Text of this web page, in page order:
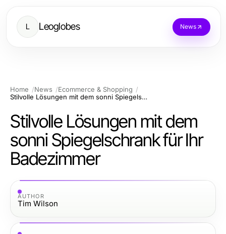
L Leoglobes News
Home News
Ecommerce & Shopping
Stilvolle Lösungen mit dem sonni Spiegelschrank für Ihr Badezimmer
Stilvolle Lösungen mit dem
sonni Spiegelschrank für Ihr
Badezimmer
AUTHOR
Tim Wilson